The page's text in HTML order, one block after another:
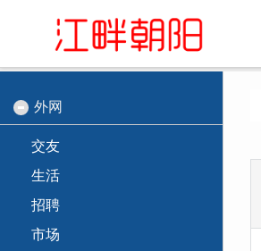
外网
交友
生活
招聘
市场